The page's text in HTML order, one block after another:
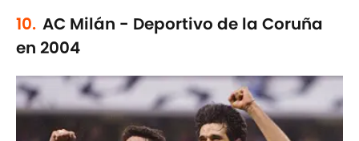
10. AC Milán - Deportivo de la Coruña
en 2004